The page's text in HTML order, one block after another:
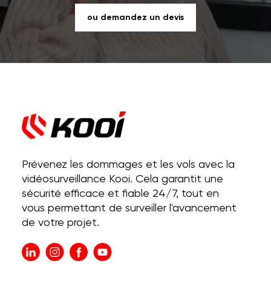
ou demandez un devis
Prévenez les dommages et les vols avec la
vidéosurveillance Kooi. Cela garantit une
sécurité efficace et fiable 24/7, tout en
vous permettant de surveiller l'avancement
de votre projet.